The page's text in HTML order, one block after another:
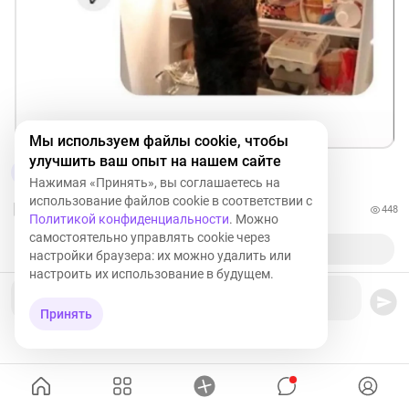
448
Мы используем файлы cookie, чтобы
улучшить ваш опыт на нашем сайте
Нажимая «Принять», вы соглашаетесь на
использование файлов cookie в соответствии с
Политикой конфиденциальности. Можно
самостоятельно управлять cookie через
настройки браузера: их можно удалить или
настроить их использование в будущем.
Принять